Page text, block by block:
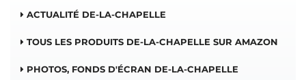
ACTUALITÉ DE-LA-CHAPELLE
TOUS LES PRODUITS DE-LA-CHAPELLE SUR AMAZON
PHOTOS, FONDS D'ÉCRAN DE-LA-CHAPELLE